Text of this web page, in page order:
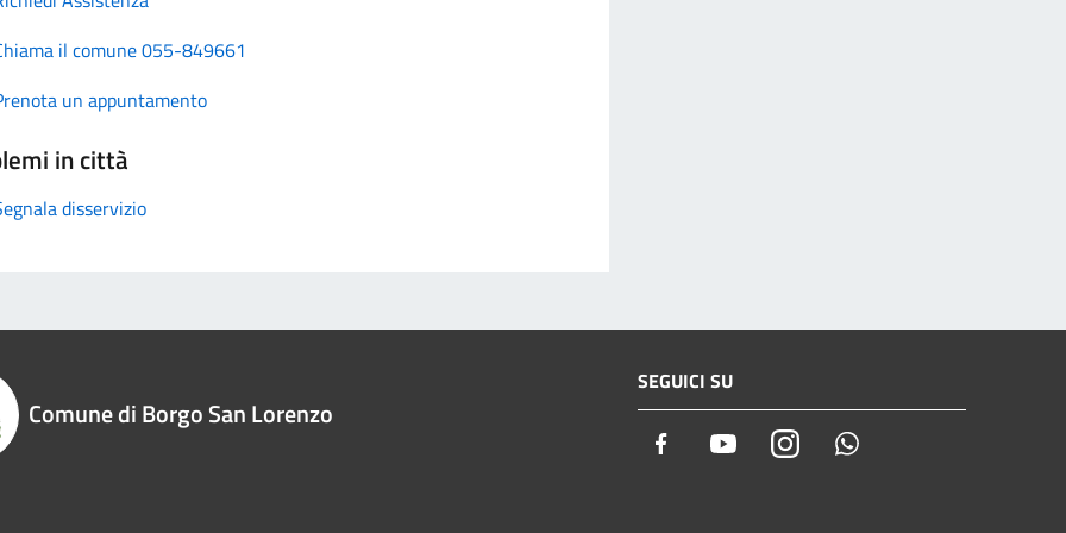
il comune 055-849661
un appuntamento
in città
disservizio
Comune di Borgo San Lorenzo
SEGUICI SU
Facebook YoutubeInstagram